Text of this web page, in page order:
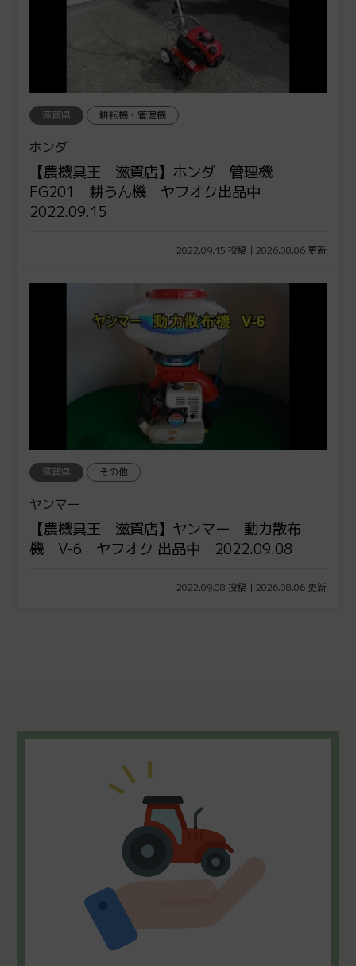
滋賀県 耕耘機・管理機
ホンダ
【農機具王 滋賀店】ホンダ 管理機
FG201 耕うん機 ヤフオク出品中
2022.09.15
2022.09.15 投稿 | 2026.08.06 更新
滋賀県 その他
ヤンマー
【農機具王 滋賀店】ヤンマー 動力散布
機 V-6 ヤフオク 出品中 2022.09.08
2022.09.08 投稿 | 2026.08.06 更新